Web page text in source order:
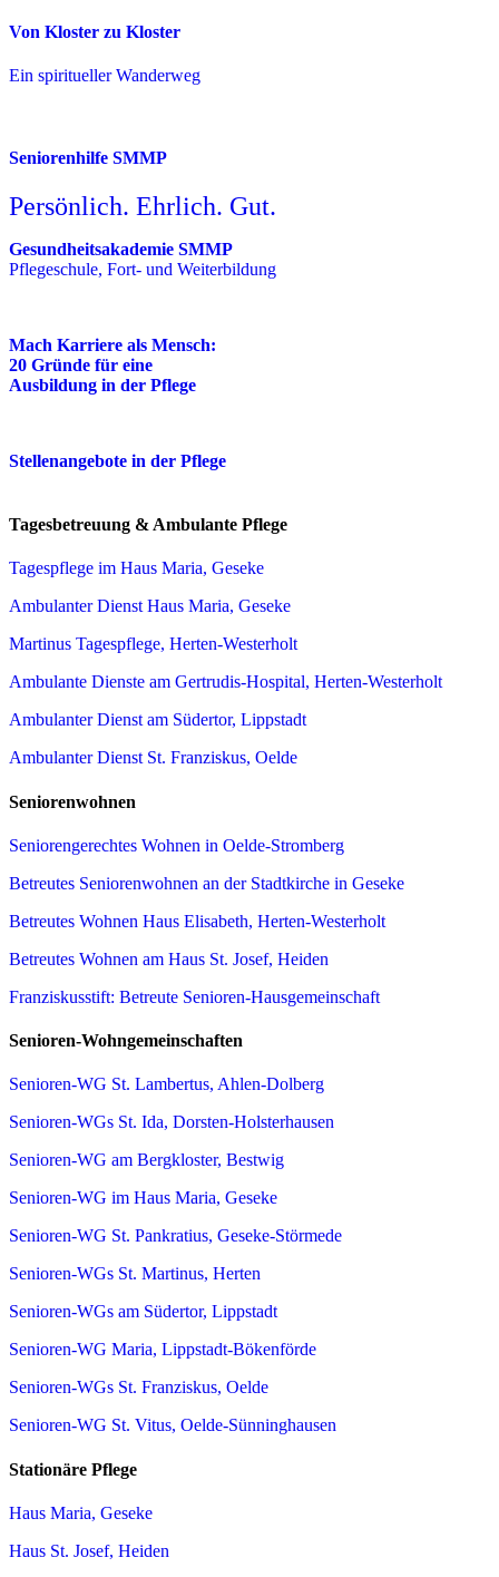
Von Kloster zu Kloster
Ein spiritueller Wanderweg
Seniorenhilfe SMMP
Persönlich. Ehrlich. Gut.
Gesundheitsakademie SMMP
Pflegeschule, Fort- und Weiterbildung
Mach Karriere als Mensch:
20 Gründe für eine
Ausbildung in der Pflege
Stellenangebote in der Pflege
Tagesbetreuung & Ambulante Pflege
Tagespflege im Haus Maria, Geseke
Ambulanter Dienst Haus Maria, Geseke
Martinus Tagespflege, Herten-Westerholt
Ambulante Dienste am Gertrudis-Hospital, Herten-Westerholt
Ambulanter Dienst am Südertor, Lippstadt
Ambulanter Dienst St. Franziskus, Oelde
Seniorenwohnen
Seniorengerechtes Wohnen in Oelde-Stromberg
Betreutes Seniorenwohnen an der Stadtkirche in Geseke
Betreutes Wohnen Haus Elisabeth, Herten-Westerholt
Betreutes Wohnen am Haus St. Josef, Heiden
Franziskusstift: Betreute Senioren-Hausgemeinschaft
Senioren-Wohngemeinschaften
Senioren-WG St. Lambertus, Ahlen-Dolberg
Senioren-WGs St. Ida, Dorsten-Holsterhausen
Senioren-WG am Bergkloster, Bestwig
Senioren-WG im Haus Maria, Geseke
Senioren-WG St. Pankratius, Geseke-Störmede
Senioren-WGs St. Martinus, Herten
Senioren-WGs am Südertor, Lippstadt
Senioren-WG Maria, Lippstadt-Bökenförde
Senioren-WGs St. Franziskus, Oelde
Senioren-WG St. Vitus, Oelde-Sünninghausen
Stationäre Pflege
Haus Maria, Geseke
Haus St. Josef, Heiden